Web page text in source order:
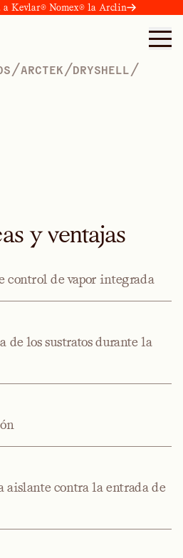
a Kevlar® Nomex® la Arclin
/ARCTEK /DRYSHELL /
y ventajas
control de vapor integrada
de los sustratos durante la
aislante contra la entrada de